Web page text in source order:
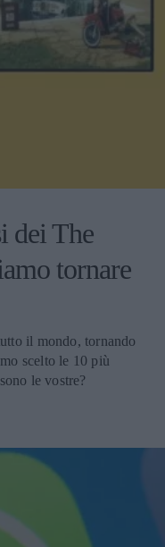
dei The
tornare
il mondo, tornando
scelto le 10 più
le vostre?